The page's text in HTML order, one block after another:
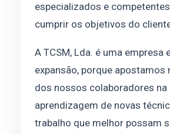
especializados e
cumprir os objetivos do
A TCSM, Lda. é uma empresa
expansão, porque apostamos
dos nossos colaboradores na
aprendizagem de novas
trabalho que melhor possam